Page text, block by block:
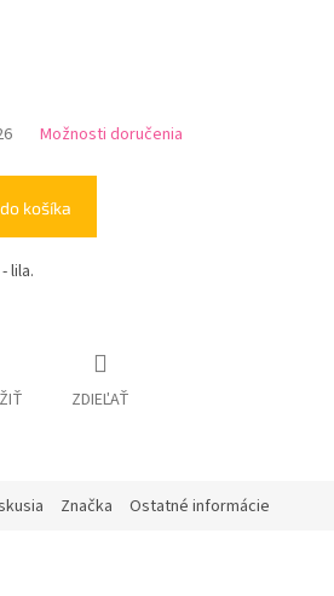
Možnosti doručenia
košíka
lila.
ZDIEĽAŤ
Značka Ostatné informácie